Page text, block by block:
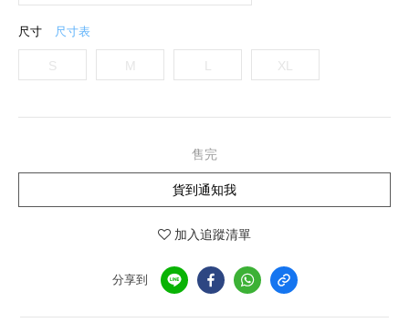
尺寸 尺寸表
S M XL
售完
貨到通知我
加入追蹤清單
分享到